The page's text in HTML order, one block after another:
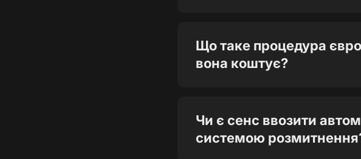
Що таке процедура
вона коштує?
Чи є сенс ввозити
системою